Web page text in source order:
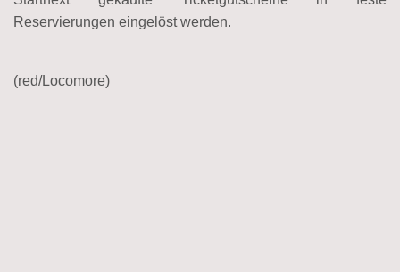
Reservierungen eingelöst werden.
(red/Locomore)